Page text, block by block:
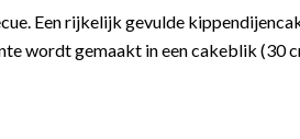
Een rijkelijk gevulde
wordt gemaakt in een cakeblik (30